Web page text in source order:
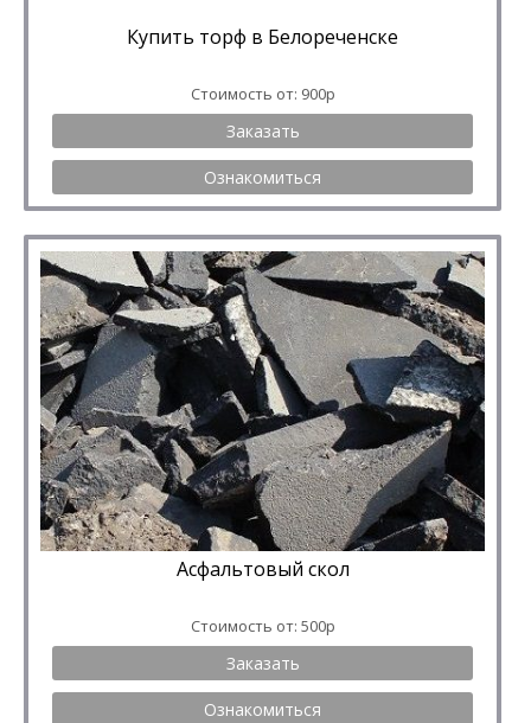
Купить торф в Белореченске
Стоимость от: 900р
Заказать
Ознакомиться
Асфальтовый скол
Стоимость от: 500р
Заказать
Ознакомиться